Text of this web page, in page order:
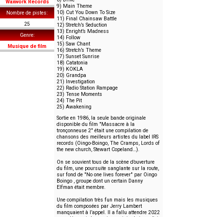
Waxwork Records
Nombre de pistes
25
Genre
Musique de film
9) Main Theme
10) Cut You Down To Size
11) Final Chainsaw Battle
12) Stretch’s Seduction
13) Enright’s Madness
14) Follow
15) Saw Chant
16) Stretch’s Theme
17) Sunset Sunrise
18) Catatonia
19) KOKLA
20) Grandpa
21) Investigation
22) Radio Station Rampage
23) Tense Moments
24) The Pit
25) Awakening
Sortie en 1986, la seule bande originale
disponible du film "Massacre à la
tronçonneuse 2" était une compilation de
chansons des meilleurs artistes du label IRS
records (Oingo-Boingo, The Cramps, Lords of
the new church, Stewart Copeland…).
On se souvient tous de la scène d’ouverture
du film, une poursuite sanglante sur la route,
sur fond de "No one lives forever" par Oingo
Boingo , groupe dont un certain Danny
Elfman était membre.
Une compilation très fun mais les musiques
du film composées par Jerry Lambert
manquaient à l’appel. Il a fallu attendre 2022